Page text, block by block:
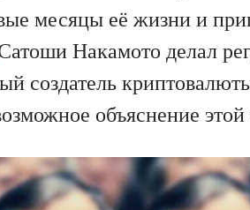
месяцы её жизни и
Накамото делал
создатель
объяснение